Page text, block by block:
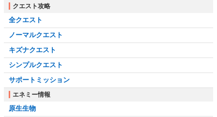
クエスト攻略
全クエスト
ノーマルクエスト
キズナクエスト
シンプルクエスト
サポートミッション
エネミー情報
原生生物